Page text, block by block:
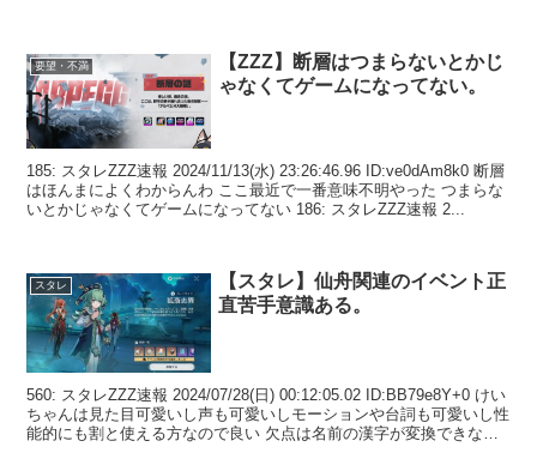
要望・不満
【ZZZ】断層はつまらないとかじ
ゃなくてゲームになってない。
185: スタレZZZ速報 2024/11/13(水) 23:26:46.96 ID:ve0dAm8k0 断層
はほんまによくわからんわ ここ最近で一番意味不明やった つまらな
いとかじゃなくてゲームになってない 186: スタレZZZ速報 2...
スタレ
【スタレ】仙舟関連のイベント正
直苦手意識ある。
560: スタレZZZ速報 2024/07/28(日) 00:12:05.02 ID:BB79e8Y+0 けい
ちゃんは見た目可愛いし声も可愛いしモーションや台詞も可愛いし性
能的にも割と使える方なので良い 欠点は名前の漢字が変換できない